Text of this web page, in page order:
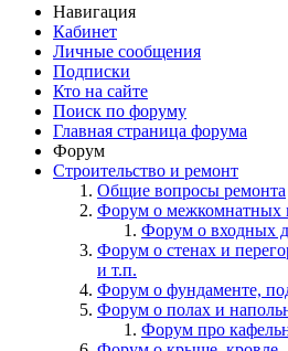
Навигация
Кабинет
Личные сообщения
Подписки
Кто на сайте
Поиск по форуму
Главная страница форума
Форум
Строительство и ремонт
Общие вопросы ремонта
Форум о межкомнатных
Форум о входных
Форум о стенах и
и т.п.
Форум о фундаменте,
Форум о полах и
Форум про